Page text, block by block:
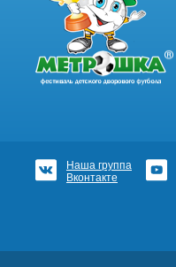
Наша группа
Вконтакте